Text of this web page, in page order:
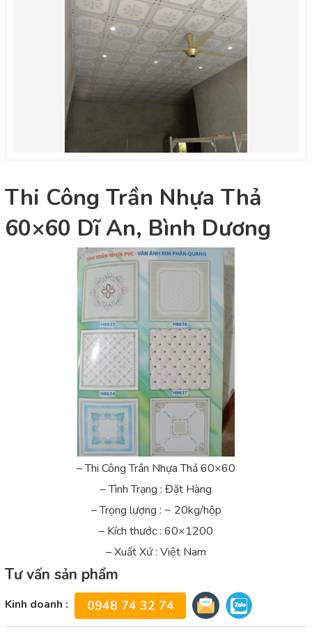
Thi Công Trần Nhựa Thả
60×60 Dĩ An, Bình Dương
– Thi Công Trần Nhựa Thả 60×60
– Tình Trạng : Đặt Hàng
– Trọng lượng : ~ 20kg/hộp
– Kích thước : 60×1200
– Xuất Xứ : Việt Nam
Tư vấn sản phẩm
Kinh doanh : 0948 74 32 74